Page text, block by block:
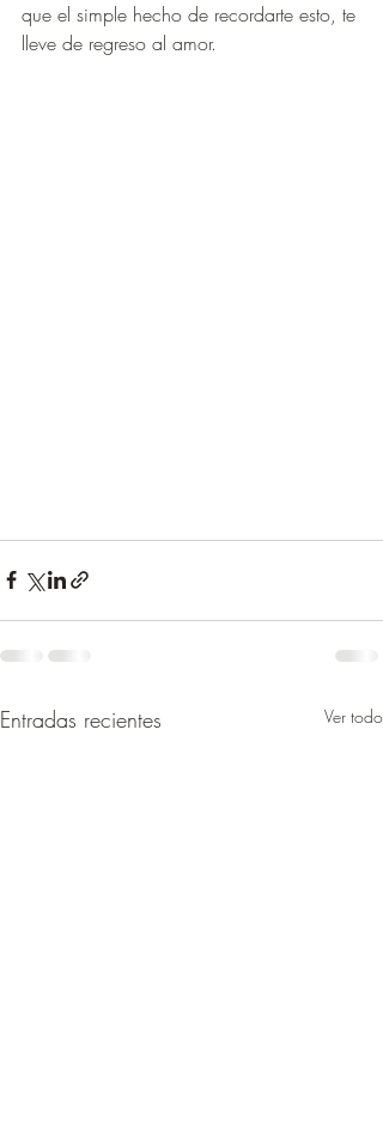
que el simple hecho de recordarte esto, te
lleve de regreso al amor.
Entradas recientes Ver todo